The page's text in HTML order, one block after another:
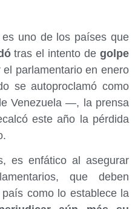
uno de los países que
tras el intento de golpe
parlamentario en enero
se autoproclamó como
Venezuela —, la prensa
este año la pérdida
es enfático al asegurar
que deben
como lo establece la